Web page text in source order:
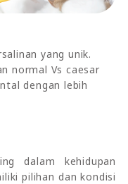
yang unik.
normal Vs caesar
dengan lebih
dalam kehidupan
pilihan dan kondisi